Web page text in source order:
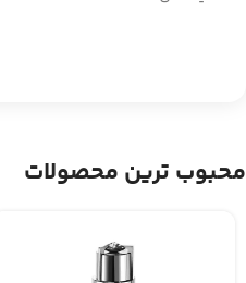
محبوب ترین محصولات